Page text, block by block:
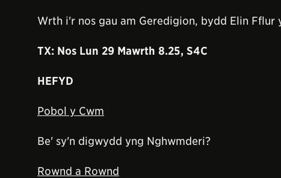
Wrth i'r nos gau am Geredigion, bydd Elin
TX: Nos Lun 29 Mawrth 8.25, S4C
HEFYD
Pobol y Cwm
Be' sy'n digwydd yng Nghwmderi?
Rownd a Rownd